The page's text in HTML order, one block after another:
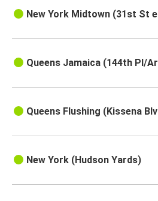
New York Midtown (31st St
Queens Jamaica (144th Pl/
Queens Flushing (Kissena
New York (Hudson Yards)